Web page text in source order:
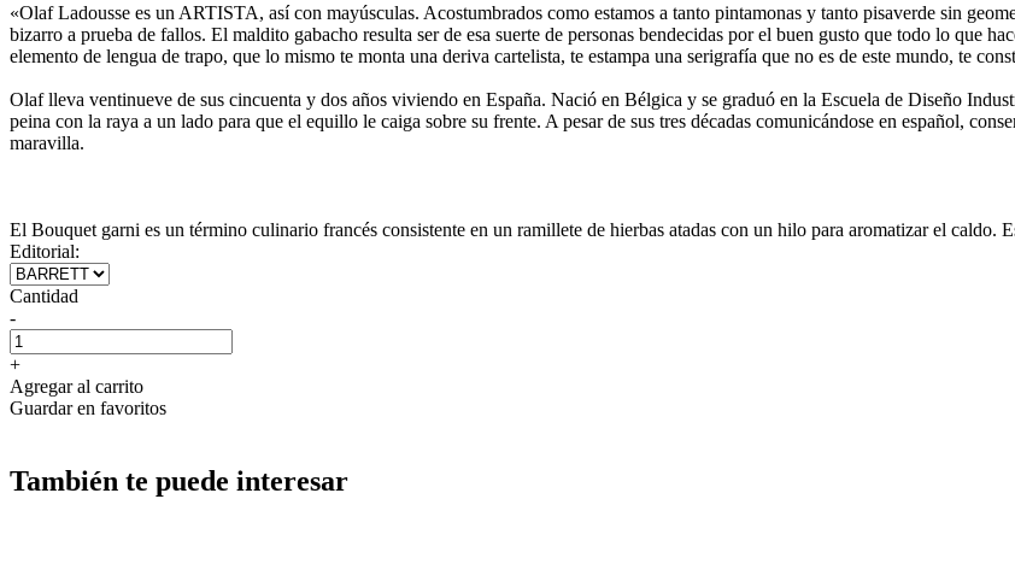
«Olaf Ladousse es un ARTISTA, así con mayúsculas. Acostumbrados como estamos a tanto pintamonas y tanto pisaverde sin
bizarro a prueba de fallos. El maldito gabacho resulta ser de esa suerte de personas bendecidas por el buen gusto que todo lo que
elemento de lengua de trapo, que lo mismo te monta una deriva cartelista, te estampa una serigrafía que no es de este mundo, te
Olaf lleva ventinueve de sus cincuenta y dos años viviendo en España. Nació en Bélgica y se graduó en la Escuela de Diseño
peina con la raya a un lado para que el equillo le caiga sobre su frente. A pesar de sus tres décadas comunicándose en español,
maravilla.
El Bouquet garni es un término culinario francés consistente en un ramillete de hierbas atadas con un hilo para aromatizar el caldo.
Editorial:
Cantidad
-
+
Agregar al carrito
Guardar en favoritos
También te puede interesar